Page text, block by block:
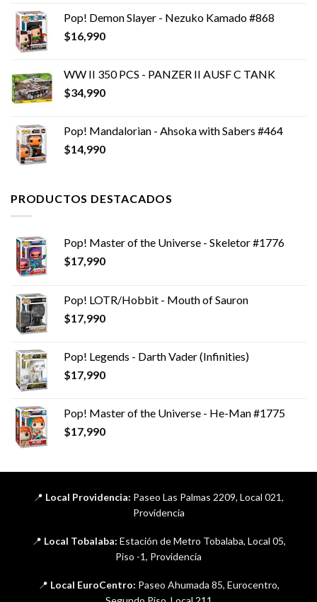
Pop! Demon Slayer - Nezuko Kamado #868
$16,990
WW II 350 PCS - PANZER II AUSF C TANK
$34,990
Pop! Mandalorian - Ahsoka with Sabers #464
$14,990
PRODUCTOS DESTACADOS
Pop! Master of the Universe - Skeletor #1776
$17,990
Pop! LOTR/Hobbit - Mouth of Sauron
$17,990
Pop! Legends - Darth Vader (Infinities)
$17,990
Pop! Master of the Universe - He-Man #1775
$17,990
📍 Local Providencia: Paseo Las Palmas 2209, Local 021,
Providencia
📍 Local Tobalaba: Estación de Metro Tobalaba, Local 05,
Piso -1, Providencia
📍 Local EuroCentro: Paseo Ahumada 85, Eurocentro,